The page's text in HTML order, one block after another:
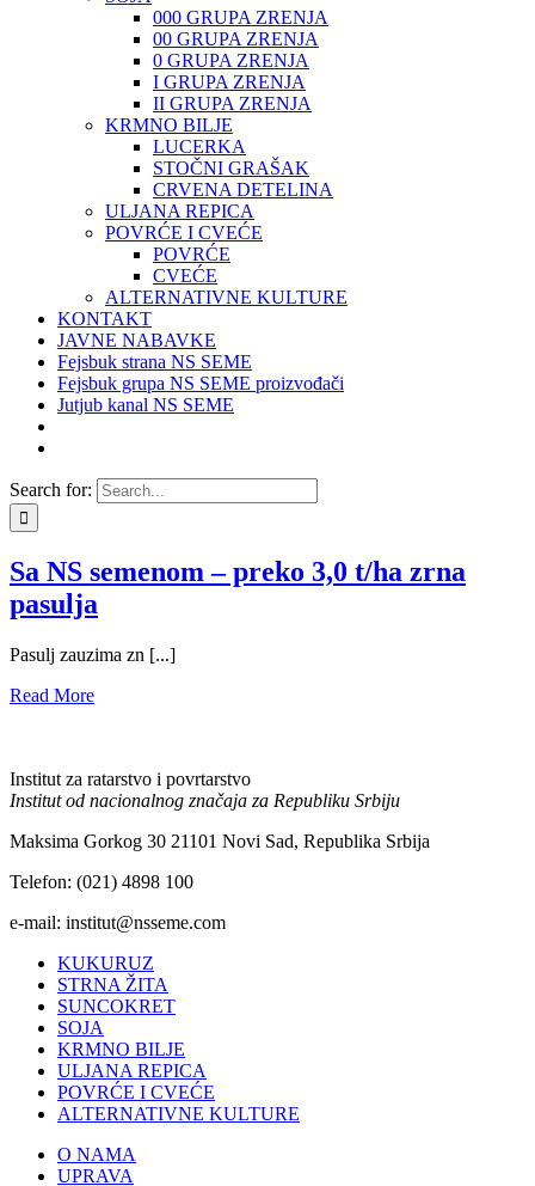
000 GRUPA ZRENJA
00 GRUPA ZRENJA
0 GRUPA ZRENJA
I GRUPA ZRENJA
II GRUPA ZRENJA
KRMNO BILJE
LUCERKA
STOČNI GRAŠAK
CRVENA DETELINA
ULJANA REPICA
POVRĆE I CVEĆE
POVRĆE
CVEĆE
ALTERNATIVNE KULTURE
KONTAKT
JAVNE NABAVKE
Fejsbuk strana NS SEME
Fejsbuk grupa NS SEME proizvođači
Jutjub kanal NS SEME
Search for:
Sa NS semenom – preko 3,0 t/ha zrna
pasulja
Pasulj zauzima zn [...]
Read More
Institut za ratarstvo i povrtarstvo
Institut od nacionalnog značaja za Republiku Srbiju
Maksima Gorkog 30 21101 Novi Sad, Republika Srbija
Telefon: (021) 4898 100
e-mail: institut@nsseme.com
KUKURUZ
STRNA ŽITA
SUNCOKRET
SOJA
KRMNO BILJE
ULJANA REPICA
POVRĆE I CVEĆE
ALTERNATIVNE KULTURE
O NAMA
UPRAVA